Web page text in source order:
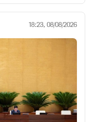
18:23, 08/08/2026